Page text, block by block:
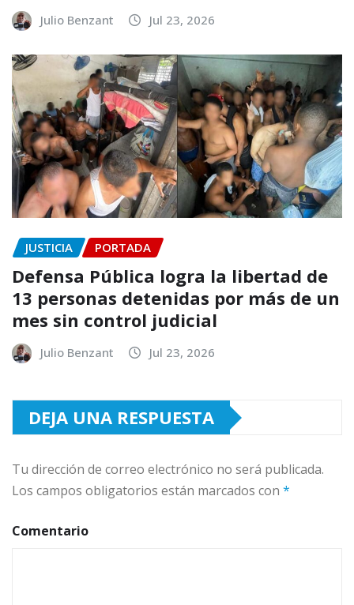
Julio Benzant Jul 23, 2026
JUSTICIA PORTADA
Defensa Pública logra la libertad de
13 personas detenidas por más de un
mes sin control judicial
Julio Benzant Jul 23, 2026
DEJA UNA RESPUESTA
Tu dirección de correo electrónico no será publicada.
Los campos obligatorios están marcados con *
Comentario